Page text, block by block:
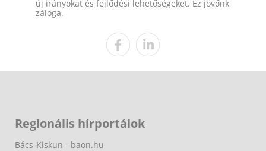
új irányokat és fejlődési lehetőségeket. Ez jövőnk
záloga.
Regionális hírportálok
Bács-Kiskun - baon.hu